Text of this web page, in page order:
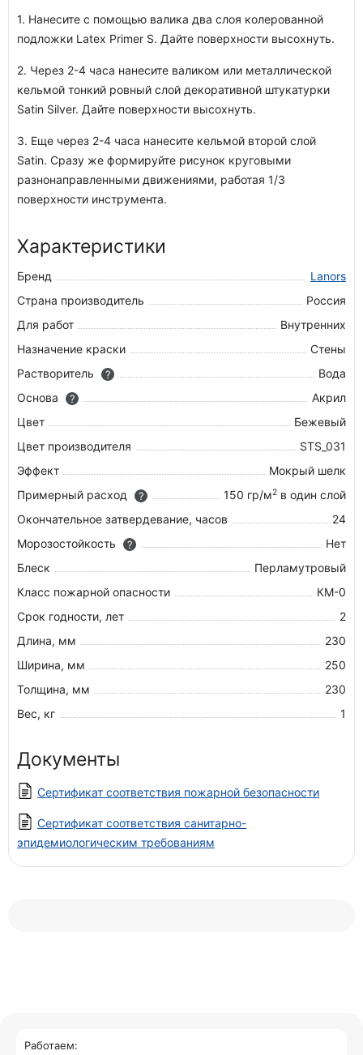
1. Нанесите с помощью валика два слоя колерованной
подложки Latex Primer S. Дайте поверхности высохнуть.
2. Через 2-4 часа нанесите валиком или металлической
кельмой тонкий ровный слой декоративной штукатурки
Satin Silver. Дайте поверхности высохнуть.
3. Еще через 2-4 часа нанесите кельмой второй слой
Satin. Сразу же формируйте рисунок круговыми
разнонаправленными движениями, работая 1/3
поверхности инструмента.
Характеристики
Бренд
Lanors
Страна производитель
Россия
Для работ
Внутренних
Назначение краски
Стены
Растворитель
?
Вода
Основа
?
Акрил
Цвет
Бежевый
Цвет производителя
STS_031
Эффект
Мокрый шелк
Примерный расход
? 150 гр/м2 в один слой
Окончательное затвердевание, часов
24
Морозостойкость
?
Нет
Блеск
Перламутровый
Класс пожарной опасности
КМ-0
Срок годности, лет
2
Длина, мм
230
Ширина, мм
250
Толщина, мм
230
Вес, кг
1
Документы
Сертификат соответствия пожарной безопасности
Сертификат соответствия санитарно-
эпидемиологическим требованиям
Работаем: